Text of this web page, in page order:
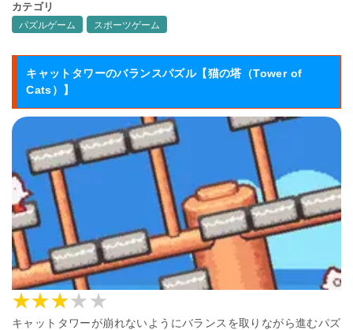
カテゴリ
パズルゲーム
スポーツゲーム
キャットタワーのバランスパズル【猫の塔（Tower of
Cats）】
キャットタワーが崩れないようにバランスを取りながら進むパズ